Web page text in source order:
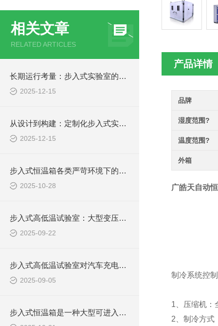
相关文章
RELATED ARTICLES
长期运行考量：步入式实验室的可靠性与维护
2025-12-15
从设计到构建：定制化步入式实验室的实现路径
2025-12-15
步入式恒温箱各类严苛环境下的材料性能验证提供了平台
2025-10-28
步入式高低温试验室：大型变压器可靠性测试的核心技术平台
2025-09-22
步入式高低温试验室对汽车充电桩的测试流程与数据解读
2025-09-05
步入式恒温箱是一种大型可进入的环境模拟设备
产品详情
品牌
湿度范围?
温度范围?
外箱
广皓天自动
制冷系统控制
1、压缩机：
2、制冷方式